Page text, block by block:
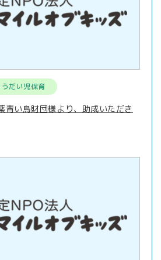
うだい児保育
青い鳥財団様より、助成いただき